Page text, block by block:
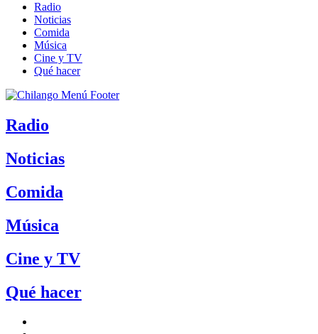
Radio
Noticias
Comida
Música
Cine y TV
Qué hacer
Radio
Noticias
Comida
Música
Cine y TV
Qué hacer